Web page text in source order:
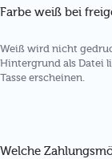
Farbe weiß bei
Weiß wird nicht
Hintergrund als Datei
Tasse erscheinen.
Welche